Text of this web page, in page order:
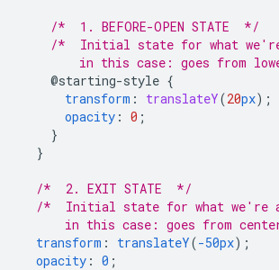
/*  1. BEFORE-OPEN STATE  */
/*  Initial state for what
in this case: goes from
@starting-style {
transform : translateY(20px);
opacity : 0 ;
}
}
/*  2. EXIT STATE  */
/*  Initial state for what we're
in this case: goes from
transform : translateY(-50px);
opacity : 0 ;